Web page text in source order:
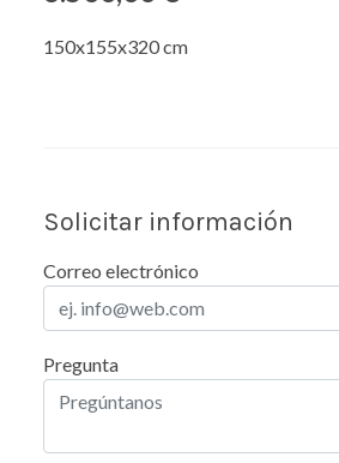
150x155x320 cm
Solicitar información
Correo electrónico
Pregunta